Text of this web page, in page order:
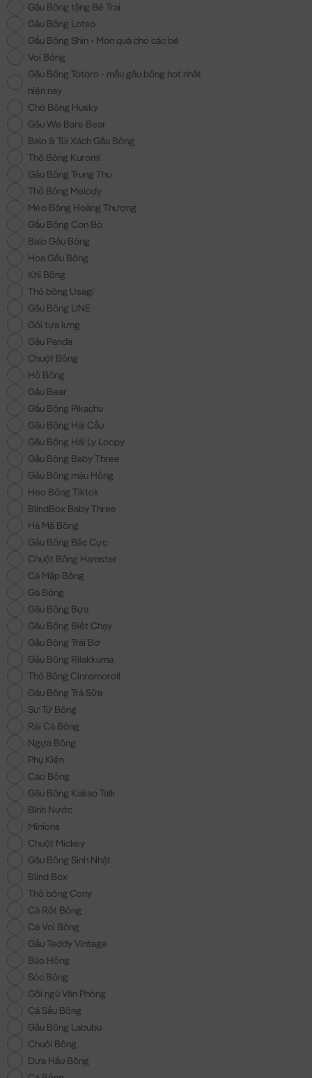
Gấu Bông tặng Bé Trai
Gấu Bông Lotso
Gấu Bông Shin - Món quà cho các bé
Voi Bông
Gấu Bông Totoro - mẫu gấu bông hot nhất
hiện nay
Chó Bông Husky
Gấu We Bare Bear
Balo & Túi Xách Gấu Bông
Thỏ Bông Kuromi
Gấu Bông Trung Thu
Thỏ Bông Melody
Mèo Bông Hoàng Thượng
Gấu Bông Con Bò
Balo Gấu Bông
Hoa Gấu Bông
Khỉ Bông
Thỏ bông Usagi
Gấu Bông LINE
Gối tựa lưng
Gấu Panda
Chuột Bông
Hổ Bông
Gấu Bear
Gấu Bông Pikachu
Gấu Bông Hải Cẩu
Gấu Bông Hải Ly Loopy
Gấu Bông Baby Three
Gấu Bông màu Hồng
Heo Bông Tiktok
BlindBox Baby Three
Hà Mã Bông
Gấu Bông Bắc Cực
Chuột Bông Hamster
Cá Mập Bông
Gà Bông
Gấu Bông Bựa
Gấu Bông Biết Chạy
Gấu Bông Trái Bơ
Gấu Bông Rilakkuma
Thỏ Bông Cinnamoroll
Gấu Bông Trà Sữa
Sư Tử Bông
Rái Cá Bông
Ngựa Bông
Phụ Kiện
Cáo Bông
Gấu Bông Kakao Talk
Bình Nước
Minions
Chuột Mickey
Gấu Bông Sinh Nhật
Blind Box
Thỏ bông Cony
Cà Rốt Bông
Cá Voi Bông
Gấu Teddy Vintage
Báo Hồng
Sóc Bông
Gối ngủ Văn Phòng
Cá Sấu Bông
Gấu Bông Labubu
Chuối Bông
Dưa Hấu Bông